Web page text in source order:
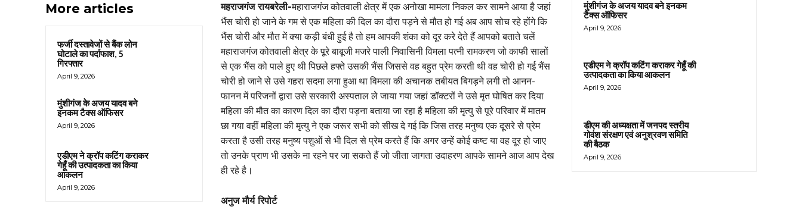
More articles
फर्जी दस्तावेजों से बैंक लोन
घोटाले का पर्दाफाश, 5
गिरफ्तार
April 9, 2026
मुंशीगंज के अजय यादव बने
इनकम टैक्स ऑफिसर
April 9, 2026
एडीएम ने क्रॉप कटिंग कराकर
गेहूँ की उत्पादकता का किया
आकलन
April 9, 2026
महराजगंज रायबरेली-महाराजगंज कोतवाली क्षेत्र में एक अनोखा मामला निकल कर सामने आया है जहां
भैंस चोरी हो जाने के गम से एक महिला की दिल का दौरा पड़ने से मौत हो गई अब आप सोच रहे होंगे कि
भैंस चोरी और मौत में क्या कड़ी बंधी हुई है तो हम आपकी शंका को दूर करे देते हैं आपको बताते चलें
महाराजगंज कोतवाली क्षेत्र के पूरे बाबूजी मजरे पाली निवासिनी विमला पत्नी रामकरण जो काफी सालों
से एक भैंस को पाले हुए थी पिछले हफ्ते उसकी भैंस जिससे वह बहुत प्रेम करती थी वह चोरी हो गई भैंस
चोरी हो जाने से उसे गहरा सदमा लगा हुआ था विमला की अचानक तबीयत बिगड़ने लगी तो आनन-
फानन में परिजनों द्वारा उसे सरकारी अस्पताल ले जाया गया जहां डॉक्टरों ने उसे मृत घोषित कर दिया
महिला की मौत का कारण दिल का दौरा पड़ना बताया जा रहा है महिला की मृत्यु से पूरे परिवार में मातम
छा गया वहीं महिला की मृत्यु ने एक जरूर सभी को सीख दे गई कि जिस तरह मनुष्य एक दूसरे से प्रेम
करता है उसी तरह मनुष्य पशुओं से भी दिल से प्रेम करते हैं कि अगर उन्हें कोई कष्ट या वह दूर हो जाए
तो उनके प्राण भी उसके ना रहने पर जा सकते हैं जो जीता जागता उदाहरण आपके सामने आज आप देख
ही रहे है।
अनुज मौर्य रिपोर्ट
मुंशीगंज के अजय यादव बने इनकम
टैक्स ऑफिसर
April 9, 2026
एडीएम ने क्रॉप कटिंग कराकर गेहूँ की
उत्पादकता का किया आकलन
April 9, 2026
डीएम की अध्यक्षता में जनपद स्तरीय
गोवंश संरक्षण एवं अनुश्रवण समिति
की बैठक
April 9, 2026